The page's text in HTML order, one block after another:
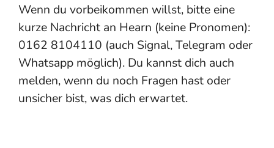
Wenn du vorbeikommen willst, bitte eine
kurze Nachricht an Hearn (keine Pronomen):
0162 8104110 (auch Signal, Telegram oder
Whatsapp möglich). Du kannst dich auch
melden, wenn du noch Fragen hast oder
unsicher bist, was dich erwartet.